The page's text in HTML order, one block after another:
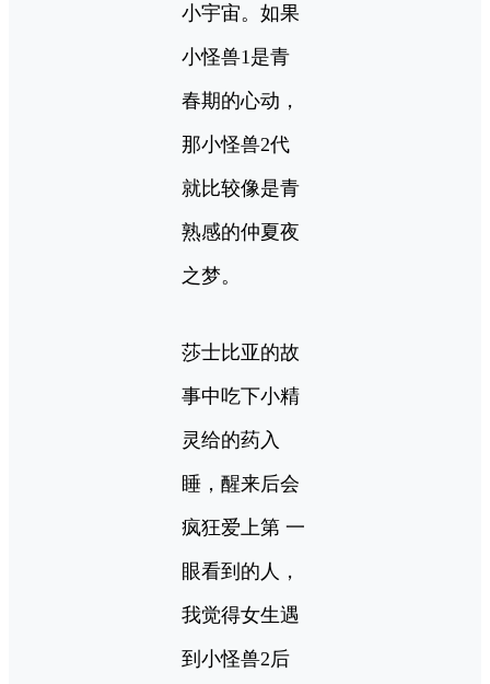
小宇宙。如果
小怪兽1是青
春期的心动，
那小怪兽2代
就比较像是青
熟感的仲夏夜
之梦。
莎士比亚的故
事中吃下小精
灵给的药入
睡，醒来后会
疯狂爱上第 一
眼看到的人，
我觉得女生遇
到小怪兽2后